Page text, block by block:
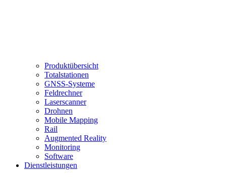
Produktübersicht
Totalstationen
GNSS-Systeme
Feldrechner
Laserscanner
Drohnen
Mobile Mapping
Rail
Augmented Reality
Monitoring
Software
Dienstleistungen